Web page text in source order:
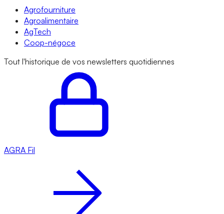
Agrofourniture
Agroalimentaire
AgTech
Coop-négoce
Tout l'historique de vos newsletters quotidiennes
AGRA Fil